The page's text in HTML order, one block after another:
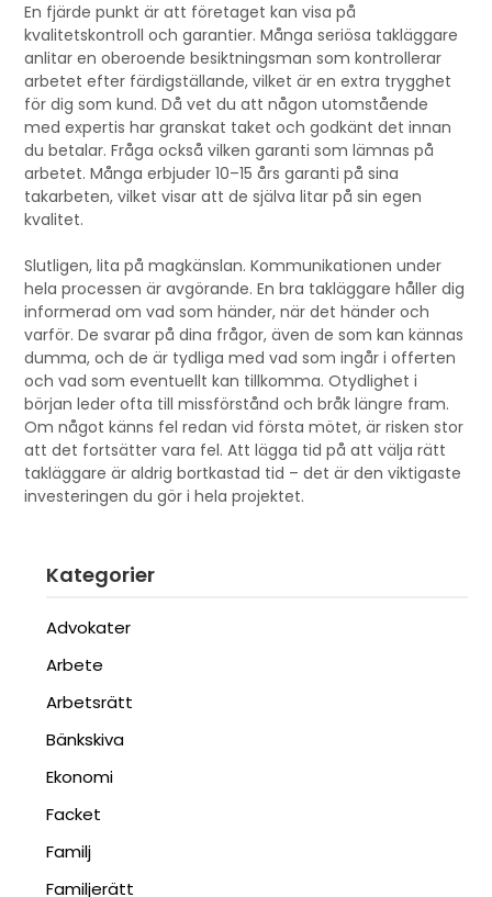
En fjärde punkt är att företaget kan visa på
kvalitetskontroll och garantier. Många seriösa takläggare
anlitar en oberoende besiktningsman som kontrollerar
arbetet efter färdigställande, vilket är en extra trygghet
för dig som kund. Då vet du att någon utomstående
med expertis har granskat taket och godkänt det innan
du betalar. Fråga också vilken garanti som lämnas på
arbetet. Många erbjuder 10–15 års garanti på sina
takarbeten, vilket visar att de själva litar på sin egen
kvalitet.
Slutligen, lita på magkänslan. Kommunikationen under
hela processen är avgörande. En bra takläggare håller dig
informerad om vad som händer, när det händer och
varför. De svarar på dina frågor, även de som kan kännas
dumma, och de är tydliga med vad som ingår i offerten
och vad som eventuellt kan tillkomma. Otydlighet i
början leder ofta till missförstånd och bråk längre fram.
Om något känns fel redan vid första mötet, är risken stor
att det fortsätter vara fel. Att lägga tid på att välja rätt
takläggare är aldrig bortkastad tid – det är den viktigaste
investeringen du gör i hela projektet.
Kategorier
Advokater
Arbete
Arbetsrätt
Bänkskiva
Ekonomi
Facket
Familj
Familjerätt